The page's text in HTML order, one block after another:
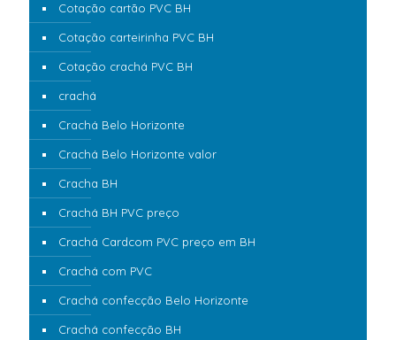
Cotação cartão PVC BH
Cotação carteirinha PVC BH
Cotação crachá PVC BH
crachá
Crachá Belo Horizonte
Crachá Belo Horizonte valor
Cracha BH
Crachá BH PVC preço
Crachá Cardcom PVC preço em BH
Crachá com PVC
Crachá confecção Belo Horizonte
Crachá confecção BH